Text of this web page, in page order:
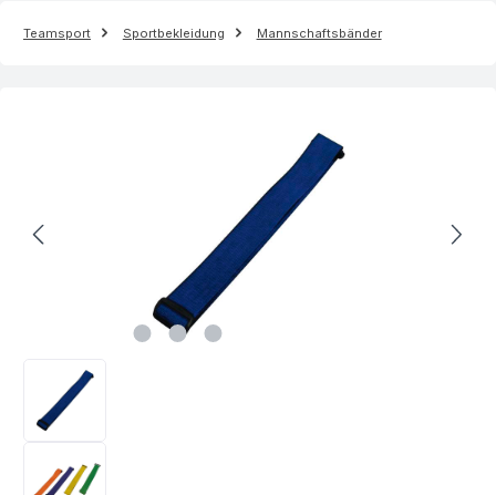
Teamsport Sportbekleidung Mannschaftsbänder